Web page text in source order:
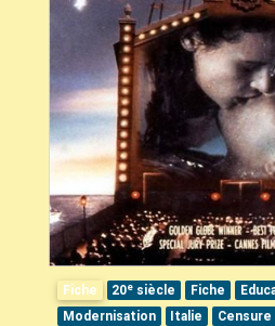
Fiche 20e siècle Fiche
Modernisation
Italie Censure